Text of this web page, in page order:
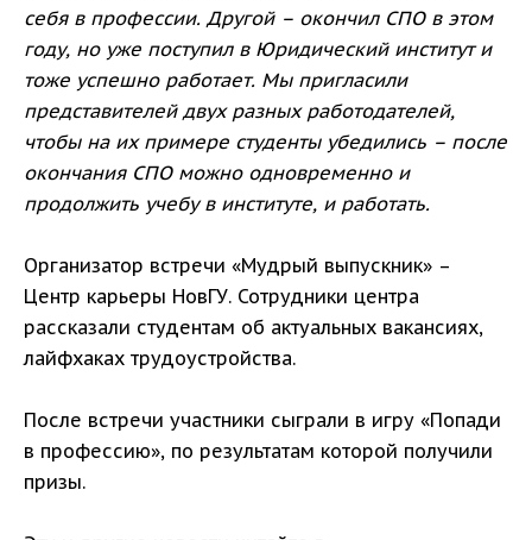
себя в профессии. Другой – окончил СПО в этом
году, но уже поступил в Юридический институт и
тоже успешно работает. Мы пригласили
представителей двух разных работодателей,
чтобы на их примере студенты убедились – после
окончания СПО можно одновременно и
продолжить учебу в институте, и работать.
Организатор встречи «Мудрый выпускник» –
Центр карьеры НовГУ. Сотрудники центра
рассказали студентам об актуальных вакансиях,
лайфхаках трудоустройства.
После встречи участники сыграли в игру «Попади
в профессию», по результатам которой получили
призы.